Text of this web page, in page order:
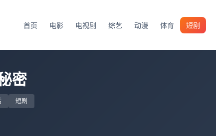
首页 电影 电视剧 综艺 动漫 体育 短剧
密
短剧